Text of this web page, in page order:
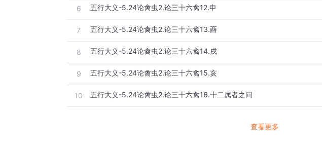
6 五行大义-5.24论禽虫2.论三十六禽12.申
7 五行大义-5.24论禽虫2.论三十六禽13.酉
8 五行大义-5.24论禽虫2.论三十六禽14.戌
9 五行大义-5.24论禽虫2.论三十六禽15.亥
10 五行大义-5.24论禽虫2.论三十六禽16.十二属者之问
查看更多